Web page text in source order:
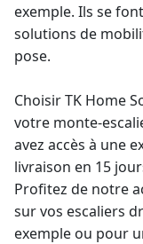
exemple. Ils se
solutions de
pose.
Choisir TK Home
votre monte-
avez accès à une
livraison en 15
Profitez de notre
sur vos escaliers
exemple ou pour